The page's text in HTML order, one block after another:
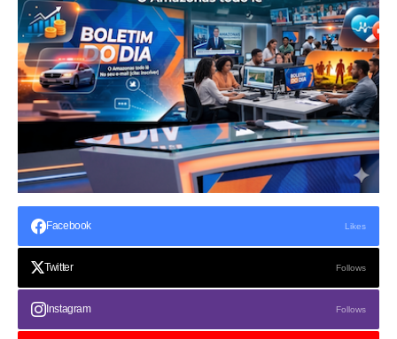
Facebook Likes
Twitter Follows
Instagram Follows